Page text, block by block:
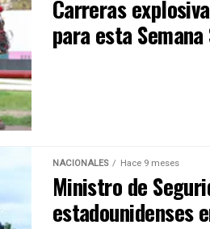
Carreras
para esta
NACIONALES Hace 9 meses
Ministro de
estadounidenses